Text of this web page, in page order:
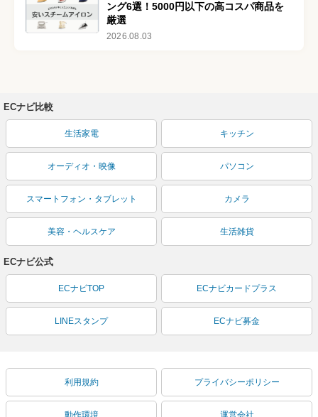
ング6選！5000円以下の高コスパ商品を
厳選
2026.08.03
ECナビ比較
生活家電 キッチン
オーディオ・映像 パソコン
スマートフォン・タブレット カメラ
美容・ヘルスケア 生活雑貨
ECナビ公式
ECナビTOP ECナビカードプラス
LINEスタンプ ECナビ募金
利用規約 プライバシーポリシー